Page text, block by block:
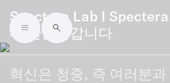
Skip to main content
Spectera Lab I
께 만들어갑니다
혁신은 청중, 즉 여러분